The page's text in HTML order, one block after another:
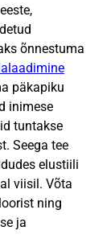
õnnestuma
päkapiku
inimese
tuntakse
Seega tee
elustiili
viisil. Võta
ning
ja